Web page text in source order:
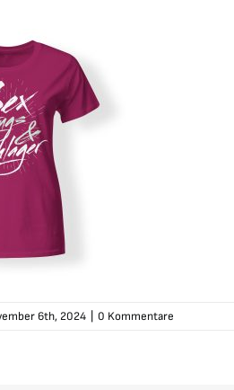
6th, 2024 0 Kommentare